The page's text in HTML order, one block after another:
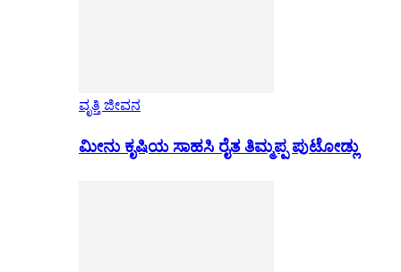
ವೃತ್ತಿ ಜೀವನ
ಮೀನು ಕೃಷಿಯ ಸಾಹಸಿ ರೈತ ತಿಮ್ಮಪ್ಪ ಪುಟೋಡ್ಲು